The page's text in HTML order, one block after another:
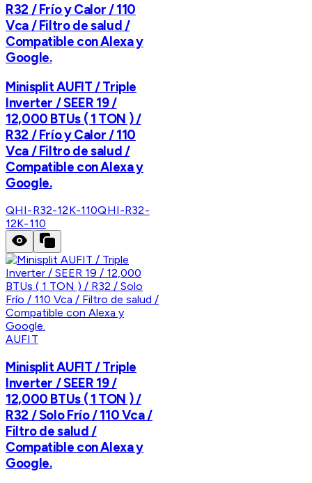
R32 / Frío y Calor / 110
Vca / Filtro de salud /
Compatible con Alexa y
Google.
Minisplit AUFIT / Triple
Inverter / SEER 19 /
12,000 BTUs ( 1 TON ) /
R32 / Frío y Calor / 110
Vca / Filtro de salud /
Compatible con Alexa y
Google.
QHI-R32-12K-110QHI-R32-
12K-110
AUFIT
Minisplit AUFIT / Triple
Inverter / SEER 19 /
12,000 BTUs ( 1 TON ) /
R32 / Solo Frío / 110 Vca /
Filtro de salud /
Compatible con Alexa y
Google.